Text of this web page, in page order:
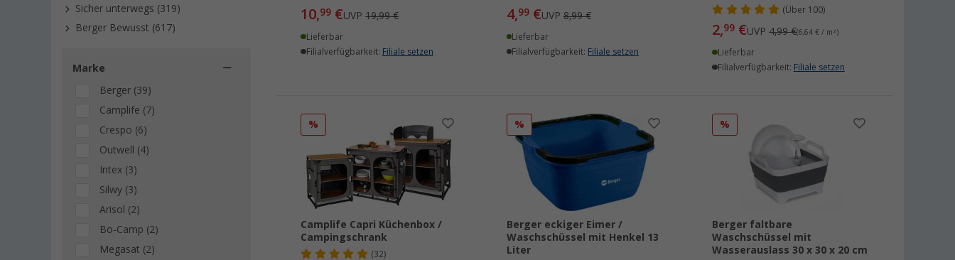
Sicher unterwegs (319)
Berger Bewusst (617)
Marke
Berger (39)
Camplife (7)
Crespo (6)
Outwell (4)
Intex (3)
Silwy (3)
Arisol (2)
Bo-Camp (2)
Megasat (2)
10,99 €UVP19,99 €
Lieferbar
Filialverfügbarkeit: Filiale setzen
4,99€UVP8,99 €
Lieferbar
Filialverfügbarkeit: Filiale setzen
(Über100)
2,99 €UVP4,99 €(6,64 € / m²)
Lieferbar
Filialverfügbarkeit: Filiale setzen
%
Camplife Capri Küchenbox /
Campingschrank
(32)
%
Berger eckiger Eimer /
Waschschüssel mit Henkel 13
Liter
%
Berger faltbare
Waschschüssel mit
Wasserauslass 30 x 30 x 20 cm